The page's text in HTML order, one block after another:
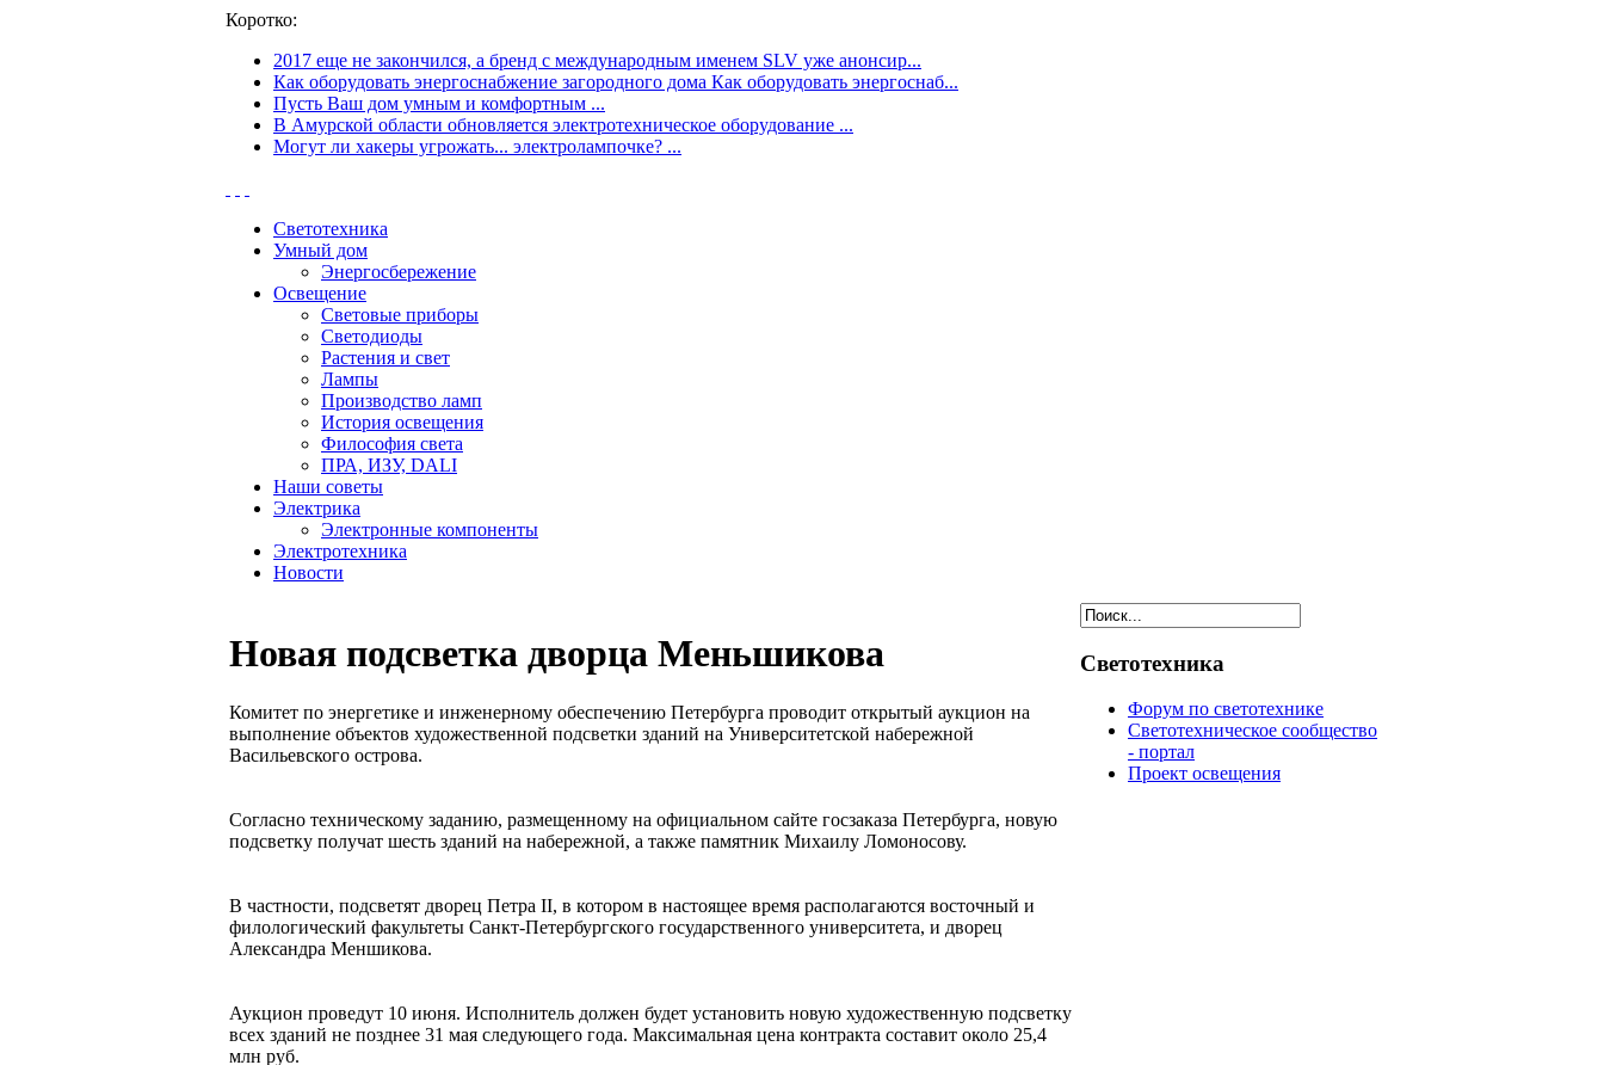
Коротко:
2017 еще не закончился, а бренд с международным именем SLV уже анонсир...
Как оборудовать энергоснабжение загородного дома Как оборудовать энергоснаб...
Пусть Ваш дом умным и комфортным ...
В Амурской области обновляется электротехническое оборудование ...
Могут ли хакеры угрожать... электролампочке? ...
Светотехника
Умный дом
Энергосбережение
Освещение
Световые приборы
Светодиоды
Растения и свет
Лампы
Производство ламп
История освещения
Философия света
ПРА, ИЗУ, DALI
Наши советы
Электрика
Электронные компоненты
Электротехника
Новости
Новая подсветка дворца Меньшикова
Комитет по энергетике и инженерному обеспечению Петербурга проводит открытый аукцион на
выполнение объектов художественной подсветки зданий на Университетской набережной
Васильевского острова.
Согласно техническому заданию, размещенному на официальном сайте госзаказа Петербурга, новую
подсветку получат шесть зданий на набережной, а также памятник Михаилу Ломоносову.
В частности, подсветят дворец Петра II, в котором в настоящее время располагаются восточный и
филологический факультеты Санкт-Петербургского государственного университета, и дворец
Александра Меншикова.
Аукцион проведут 10 июня. Исполнитель должен будет установить новую художественную подсветку
всех зданий не позднее 31 мая следующего года. Максимальная цена контракта составит около 25,4
млн руб.
Светотехника
Форум по светотехнике
Светотехническое сообщество
- портал
Проект освещения